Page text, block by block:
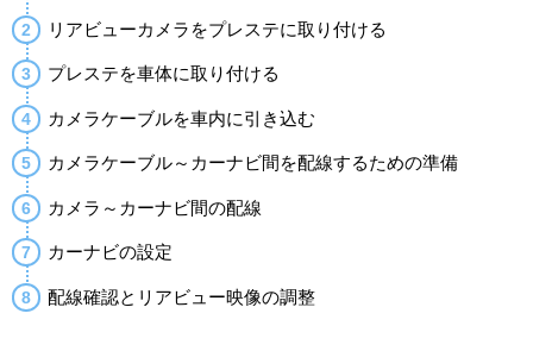
リアビューカメラをプレステに取り付ける
プレステを車体に取り付ける
カメラケーブルを車内に引き込む
カメラケーブル～カーナビ間を配線するための準備
カメラ～カーナビ間の配線
カーナビの設定
配線確認とリアビュー映像の調整